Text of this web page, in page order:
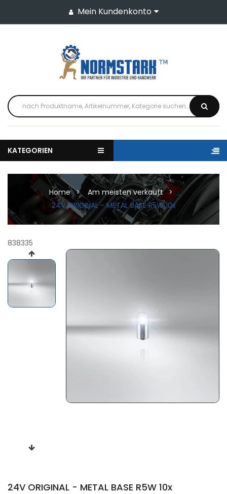
Mein Kundenkonto
KATEGORIEN
Home
Am meisten verkauft
24V ORIGINAL - METAL BASE R5W 10x
838335
24V ORIGINAL - METAL BASE R5W 10x